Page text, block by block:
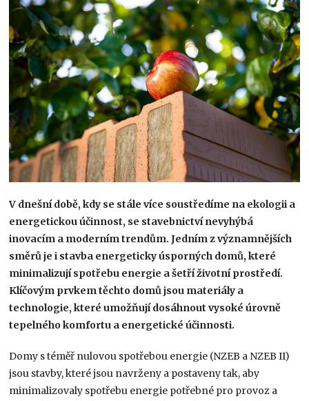
V dnešní době, kdy se stále více soustředíme na ekologii a
energetickou účinnost, se stavebnictví nevyhýbá
inovacím a moderním trendům. Jedním z významnějších
směrů je i stavba energeticky úsporných domů, které
minimalizují spotřebu energie a šetří životní prostředí.
Klíčovým prvkem těchto domů jsou materiály a
technologie, které umožňují dosáhnout vysoké úrovně
tepelného komfortu a energetické účinnosti.
Domy s téměř nulovou spotřebou energie (NZEB a NZEB II)
jsou stavby, které jsou navrženy a postaveny tak, aby
minimalizovaly spotřebu energie potřebné pro provoz a